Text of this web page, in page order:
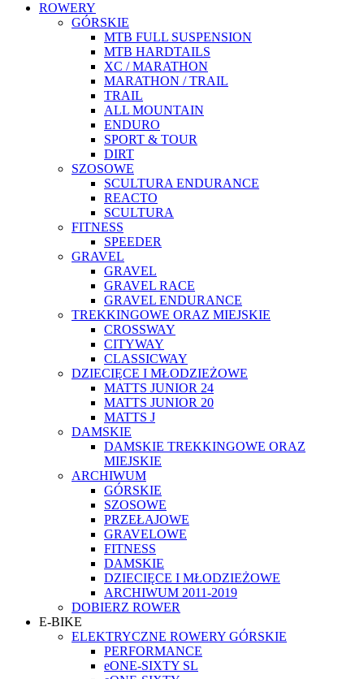
ROWERY
GÓRSKIE
MTB FULL SUSPENSION
MTB HARDTAILS
XC / MARATHON
MARATHON / TRAIL
TRAIL
ALL MOUNTAIN
ENDURO
SPORT & TOUR
DIRT
SZOSOWE
SCULTURA ENDURANCE
REACTO
SCULTURA
FITNESS
SPEEDER
GRAVEL
GRAVEL
GRAVEL RACE
GRAVEL ENDURANCE
TREKKINGOWE ORAZ MIEJSKIE
CROSSWAY
CITYWAY
CLASSICWAY
DZIECIĘCE I MŁODZIEŻOWE
MATTS JUNIOR 24
MATTS JUNIOR 20
MATTS J
DAMSKIE
DAMSKIE TREKKINGOWE ORAZ
MIEJSKIE
ARCHIWUM
GÓRSKIE
SZOSOWE
PRZEŁAJOWE
GRAVELOWE
FITNESS
DAMSKIE
DZIECIĘCE I MŁODZIEŻOWE
ARCHIWUM 2011-2019
DOBIERZ ROWER
E-BIKE
ELEKTRYCZNE ROWERY GÓRSKIE
PERFORMANCE
eONE-SIXTY SL